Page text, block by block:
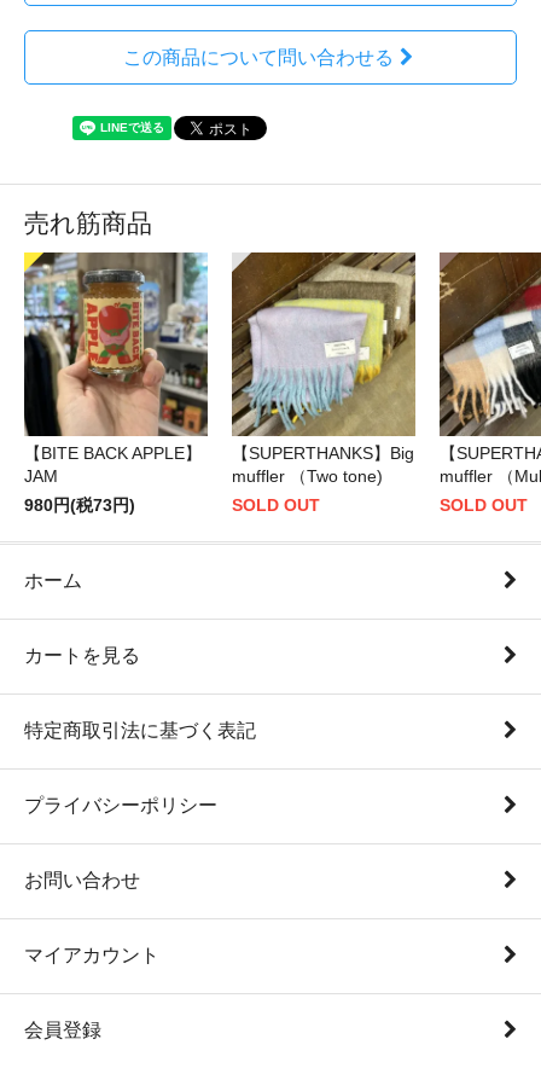
この商品について問い合わせる
売れ筋商品
【BITE BACK APPLE】
JAM
980円(税73円)
【SUPERTHANKS】Big
muffler （Two tone)
SOLD OUT
【
muffler （
SOLD OUT
ホーム
カートを見る
特定商取引法に基づく表記
プライバシーポリシー
お問い合わせ
マイアカウント
会員登録